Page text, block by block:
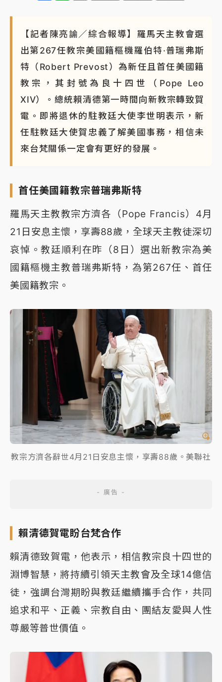
【記者陳亮諭／綜合報導】羅馬天主教會選
出第267任教宗美國籍樞機羅伯特·普瑞弗斯
特（Robert Prevost）為新任且首任美國籍
教宗，其封號為良十四世（Pope Leo
XIV）。總統賴清德第一時間向新教宗轉致賀
電。即將退休的駐教廷大使李世明表示，新
任駐教廷大使賀忠義了解美國事務，相信未
來台梵關係一定會有更好的發展。
首任美國籍教宗普瑞弗斯特
羅馬天主教教宗方濟各（Pope Francis）4月
21日安息主懷，享壽88歲，全球天主教徒深切
哀悼。教廷順利在昨（8日）選出新教宗為美
國籍樞機主教普瑞弗斯特，為第267任、首任
美國籍教宗。
教宗方濟各辭世4月21日安息主懷，享壽88歲。美聯社
賴清德賀電盼台梵合作
賴清德致賀電，他表示，相信教宗良十四世的
淵博智慧，將持續引領天主教會及全球14億信
徒，強調台灣期盼與教廷繼續攜手合作，共同
追求和平、正義、宗教自由、團結友愛與人性
尊嚴等普世價值。